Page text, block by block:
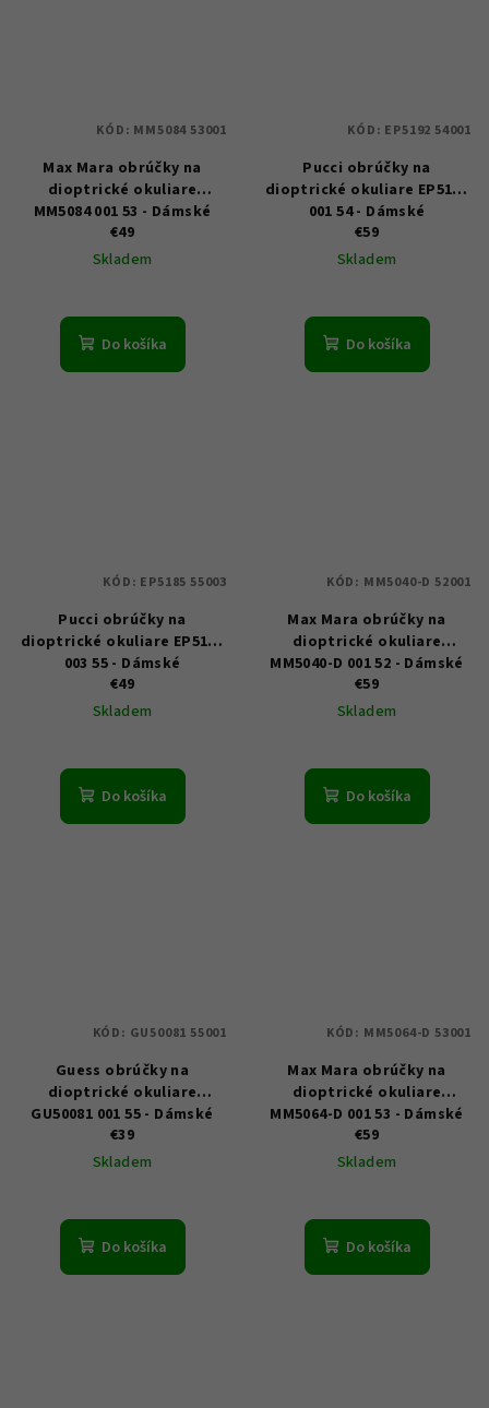
Max Mara obrúčky na
dioptrické okuliare
MM5084 001 53 - Dámské
€49
Skladem
Do košíka
KÓD: MM5084 53001
Pucci obrúčky na
dioptrické okuliare EP5192
001 54 - Dámské
€59
Skladem
Do košíka
KÓD: EP5192 54001
Pucci obrúčky na
dioptrické okuliare EP5185
003 55 - Dámské
€49
Skladem
Do košíka
KÓD: EP5185 55003
Max Mara obrúčky na
dioptrické okuliare
MM5040-D 001 52 - Dámské
€59
Skladem
Do košíka
KÓD: MM5040-D 52001
Guess obrúčky na
dioptrické okuliare
GU50081 001 55 - Dámské
€39
Skladem
Do košíka
KÓD: GU50081 55001
Max Mara obrúčky na
dioptrické okuliare
MM5064-D 001 53 - Dámské
€59
Skladem
Do košíka
KÓD: MM5064-D 53001